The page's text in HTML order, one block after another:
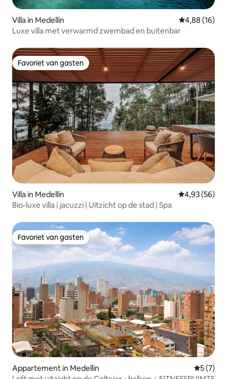
Villa in Medellín Gemiddelde
4,88 (16)
Luxe villa met verwarmd zwembad en buitenbar
Favoriet van gasten
Favoriet van gasten
Villa in Medellín Gemiddelde
4,93 (56)
Bio-luxe villa | jacuzzi | Uitzicht op de stad | Spa
Favoriet van gasten
Favoriet van gasten
Appartement in Medellín
5 (7)